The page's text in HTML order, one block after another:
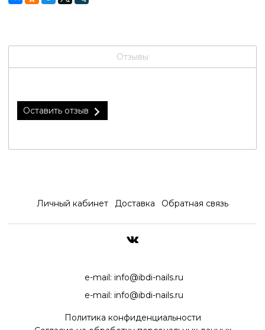
Отзывы
Оставить отзыв
Личный кабинет Доставка Обратная связь
e-mail: info@ibdi-nails.ru
e-mail: info@ibdi-nails.ru
Политика конфиденциальности